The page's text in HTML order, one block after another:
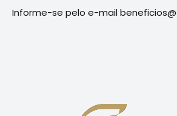
Informe-se pelo e-mail